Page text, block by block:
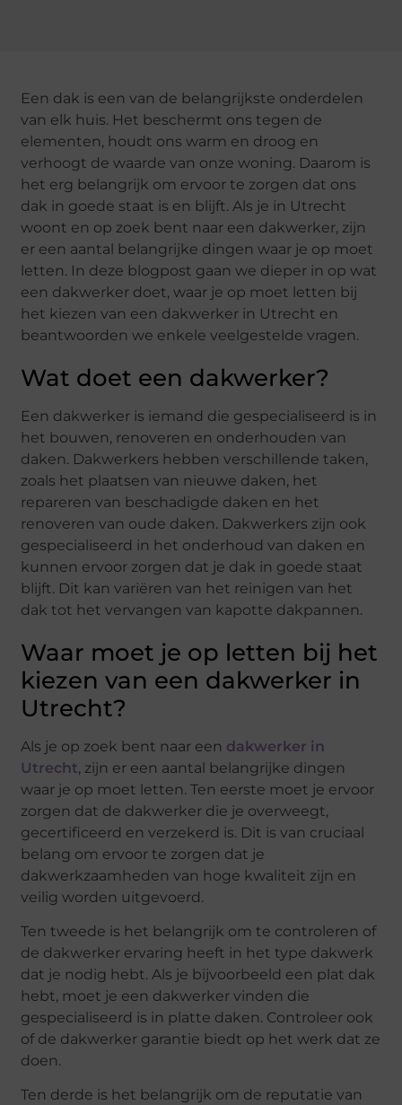
Een dak is een van de belangrijkste onderdelen
van elk huis. Het beschermt ons tegen de
elementen, houdt ons warm en droog en
verhoogt de waarde van onze woning. Daarom is
het erg belangrijk om ervoor te zorgen dat ons
dak in goede staat is en blijft. Als je in Utrecht
woont en op zoek bent naar een dakwerker, zijn
er een aantal belangrijke dingen waar je op moet
letten. In deze blogpost gaan we dieper in op wat
een dakwerker doet, waar je op moet letten bij
het kiezen van een dakwerker in Utrecht en
beantwoorden we enkele veelgestelde vragen.
Wat doet een dakwerker?
Een dakwerker is iemand die gespecialiseerd is in
het bouwen, renoveren en onderhouden van
daken. Dakwerkers hebben verschillende taken,
zoals het plaatsen van nieuwe daken, het
repareren van beschadigde daken en het
renoveren van oude daken. Dakwerkers zijn ook
gespecialiseerd in het onderhoud van daken en
kunnen ervoor zorgen dat je dak in goede staat
blijft. Dit kan variëren van het reinigen van het
dak tot het vervangen van kapotte dakpannen.
Waar moet je op letten bij het
kiezen van een dakwerker in
Utrecht?
Als je op zoek bent naar een dakwerker in
Utrecht, zijn er een aantal belangrijke dingen
waar je op moet letten. Ten eerste moet je ervoor
zorgen dat de dakwerker die je overweegt,
gecertificeerd en verzekerd is. Dit is van cruciaal
belang om ervoor te zorgen dat je
dakwerkzaamheden van hoge kwaliteit zijn en
veilig worden uitgevoerd.
Ten tweede is het belangrijk om te controleren of
de dakwerker ervaring heeft in het type dakwerk
dat je nodig hebt. Als je bijvoorbeeld een plat dak
hebt, moet je een dakwerker vinden die
gespecialiseerd is in platte daken. Controleer ook
of de dakwerker garantie biedt op het werk dat ze
doen.
Ten derde is het belangrijk om de reputatie van